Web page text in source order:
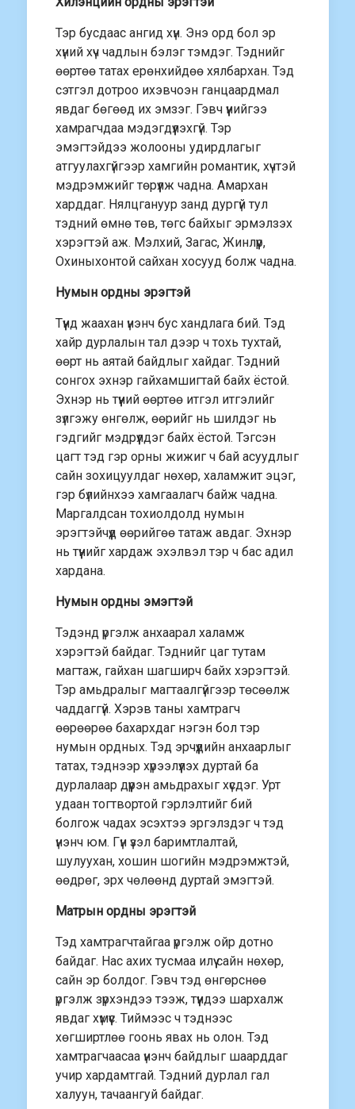
Тэр бусдаас ангид хүн. Энэ орд бол эр
хүний хүч чадлын бэлэг тэмдэг. Тэднийг
өөртөө татах ерөнхийдөө хялбархан. Тэд
сэтгэл дотроо ихэвчоэн ганцаардмал
явдаг бөгөөд их эмзэг. Гэвч үүнийгээ
хамрагчдаа мэдэгдүүлэхгүй. Тэр
эмэгтэйдээ жолооны удирдлагыг
атгуулахгүйгээр хамгийн романтик, хүчтэй
мэдрэмжийг төрүүлж чадна. Амархан
харддаг. Нялцгануур занд дургүй тул
тэдний өмнө төв, төгс байхыг эрмэлзэх
хэрэгтэй аж. Мэлхий, Загас, Жинлүүр,
Охиныхонтой сайхан хосууд болж чадна.
Нумын ордны эрэгтэй
Түүнд жаахан үнэнч бус хандлага бий. Тэд
хайр дурлалын тал дээр ч тохь тухтай,
өөрт нь аятай байдлыг хайдаг. Тэдний
сонгох эхнэр гайхамшигтай байх ёстой.
Эхнэр нь түүний өөртөө итгэл итгэлийг
зүлгэжу өнгөлж, өөрийг нь шилдэг нь
гэдгийг мэдрүүлдэг байх ёстой. Тэгсэн
цагт тэд гэр орны жижиг ч бай асуудлыг
сайн зохицуулдаг нөхөр, халамжит эцэг,
гэр бүлийнхээ хамгаалагч байж чадна.
Маргалдсан тохиолдолд нумын
эрэгтэйчүүд өөрийгөө татаж авдаг. Эхнэр
нь түүнийг хардаж эхэлвэл тэр ч бас адил
хардана.
Нумын ордны эмэгтэй
Тэдэнд үргэлж анхаарал халамж
хэрэгтэй байдаг. Тэднийг цаг тутам
магтаж, гайхан шагширч байх хэрэгтэй.
Тэр амьдралыг магтаалгүйгээр төсөөлж
чаддаггүй. Хэрэв таны хамтрагч
өөрөөрөө бахархдаг нэгэн бол тэр
нумын ордных. Тэд эрчүүдийн анхаарлыг
татах, тэднээр хүрээлүүлэх дуртай ба
дурлалаар дүүрэн амьдрахыг хүсдэг. Урт
удаан тогтвортой гэрлэлтийг бий
болгож чадах эсэхтээ эргэлздэг ч тэд
үнэнч юм. Гүн үзэл баримтлалтай,
шулуухан, хошин шогийн мэдрэмжтэй,
өөдрөг, эрх чөлөөнд дуртай эмэгтэй.
Матрын ордны эрэгтэй
Тэд хамтрагчтайгаа үргэлж ойр дотно
байдаг. Нас ахих тусмаа илүү сайн нөхөр,
сайн эр болдог. Гэвч тэд өнгөрснөө
үргэлж зүрхэндээ тээж, түүндээ шархалж
явдаг хүмүүс. Тиймээс ч тэднээс
хөгширтлөө гоонь явах нь олон. Тэд
хамтрагчаасаа үнэнч байдлыг шаарддаг
учир хардамтгай. Тэдний дурлал гал
халуун, тачаангуй байдаг.